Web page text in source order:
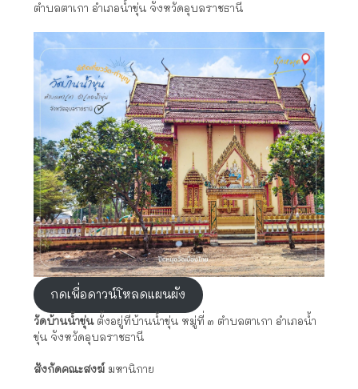
ตำบลตาเกา อำเภอน้ำขุ่น จังหวัดอุบลราชธานี
กดเพื่อดาวน์โหลดแผนผัง
วัดบ้านน้ำขุ่นตั้งอยู่ที่บ้านน้ำขุ่น หมู่ที่ ๓ ตำบลตาเกา อำเภอน้ำ
ขุ่น จังหวัดอุบลราชธานี
สังกัดคณะสงฆ์ มหานิกาย